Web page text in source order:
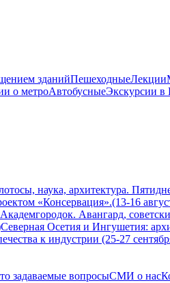
зданийПешеходныеЛекции
о метроАвтобусныеЭкскурсии в
наука, архитектура.
«Консервация».(13-16
Авангард,
Северная Осетия и Ингушетия:
к индустрии (25-27
задаваемые вопросыСМИ о нас